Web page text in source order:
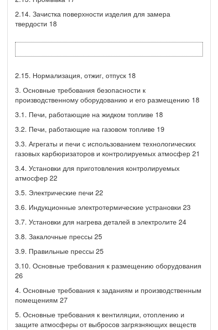
2.14. Зачистка поверхности изделия для замера
твердости 18
2.15. Нормализация, отжиг, отпуск 18
3. Основные требования безопасности к
производственному оборудованию и его размещению 18
3.1. Печи, работающие на жидком топливе 18
3.2. Печи, работающие на газовом топливе 19
3.3. Агрегаты и печи с использованием технологических
газовых карбюризаторов и контролируемых атмосфер 21
3.4. Установки для приготовления контролируемых
атмосфер 22
3.5. Электрические печи 22
3.6. Индукционные электротермические устрановки 23
3.7. Установки для нагрева деталей в электролите 24
3.8. Закалочные прессы 25
3.9. Правильные прессы 25
3.10. Основные требования к размещению оборудования
26
4. Основные требования к заданиям и производственным
помещениям 27
5. Основные требования к вентиляции, отоплению и
защите атмосферы от выбросов загрязняющих веществ